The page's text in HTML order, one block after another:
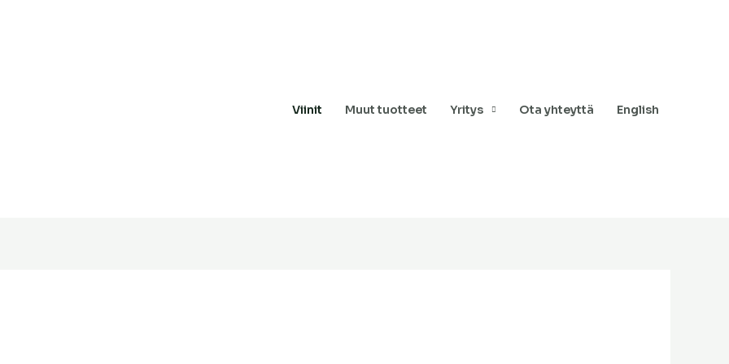
Viinit Muut tuotteet Yritys Ota yhteyttä English